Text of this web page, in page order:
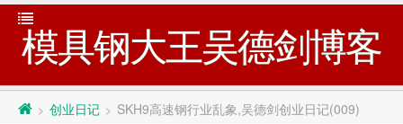
模具钢大王吴德剑博客
> 创业日记 > SKH9高速钢行业乱象,吴德剑创业日记(009)